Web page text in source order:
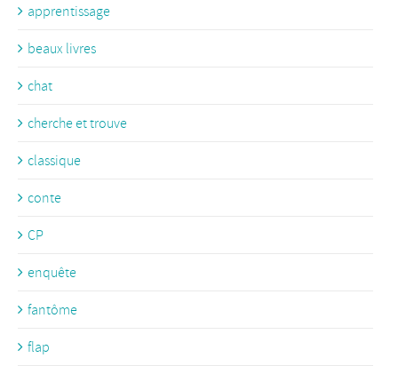
apprentissage
beaux livres
chat
cherche et trouve
classique
conte
CP
enquête
fantôme
flap